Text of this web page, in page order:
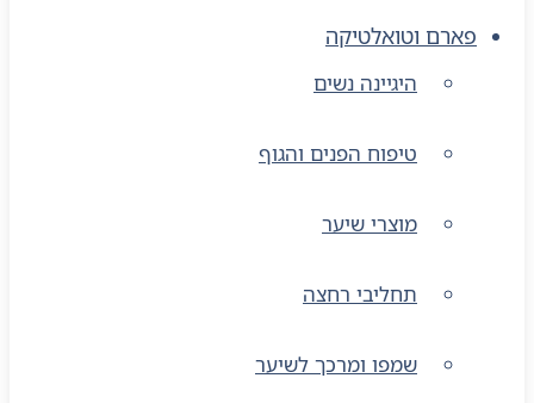
פארם וטואלטיקה
היגיינה נשים
טיפוח הפנים והגוף
מוצרי שיער
תחליבי רחצה
שמפו ומרכך לשיער